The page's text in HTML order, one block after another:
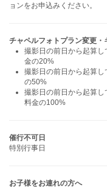
ョンをお申込みください。
チャペルフォトプラン変更・
撮影日の前日から起算
金の20%
撮影日の前日から起算
の50%
撮影日の前日から起算
料金の100%
催行不可日
特別行事日
お子様をお連れの方へ